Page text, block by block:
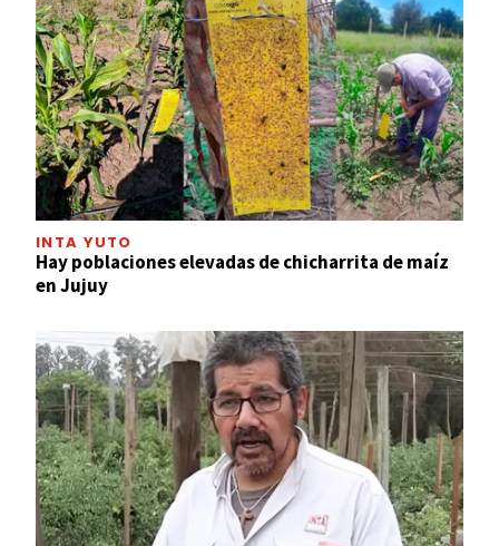
INTA YUTO
Hay poblaciones elevadas de chicharrita de maíz
en Jujuy